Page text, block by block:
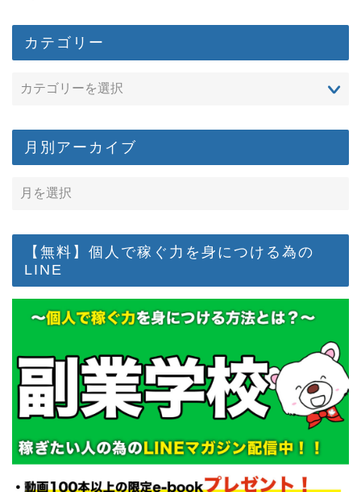
カテゴリー
月別アーカイブ
【無料】個人で稼ぐ力を身につける為の
LINE